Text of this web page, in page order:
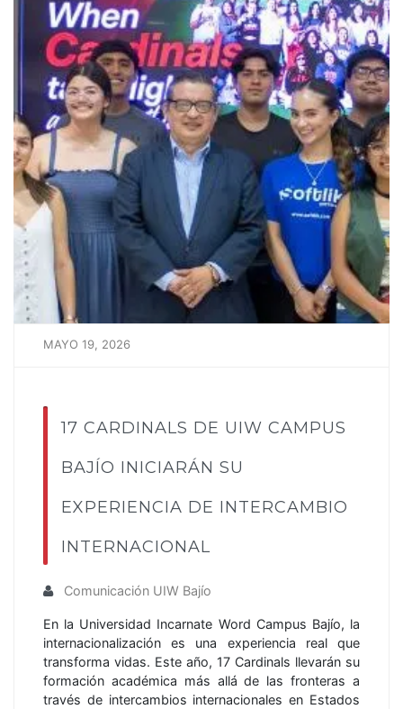
MAYO 19, 2026
17 CARDINALS DE UIW CAMPUS
BAJÍO INICIARÁN SU
EXPERIENCIA DE INTERCAMBIO
INTERNACIONAL
Comunicación UIW Bajío
En la Universidad Incarnate Word Campus Bajío, la
internacionalización es una experiencia real que
transforma vidas. Este año, 17 Cardinals llevarán su
formación académica más allá de las fronteras a
través de intercambios internacionales en Estados